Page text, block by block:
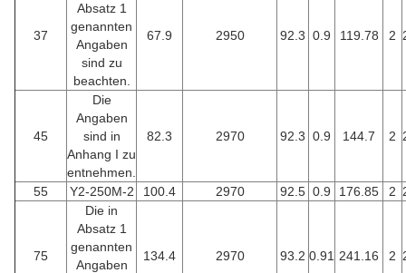
37
Absatz 1
genannten
Angaben
sind zu
beachten.
67.9 2950 92.3 0.9 119.78 2
45
Die
Angaben
sind in
Anhang I zu
entnehmen.
82.3 2970 92.3 0.9 144.7 2
55 Y2-250M-2 100.4 2970 92.5 0.9 176.85 2
75
Die in
Absatz 1
genannten
Angaben
134.4 2970 93.2 0.91 241.16 2